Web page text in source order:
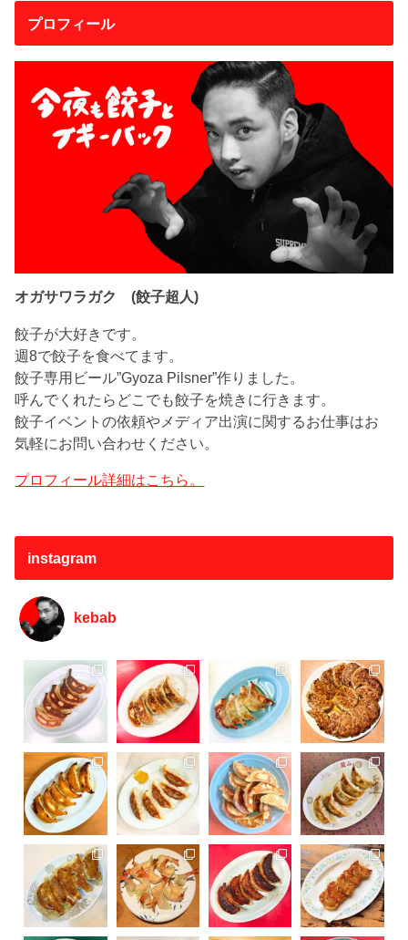
プロフィール
オガサワラガク (餃子超人)
餃子が大好きです。
週8で餃子を食べてます。
餃子専用ビール”Gyoza Pilsner”作りました。
呼んでくれたらどこでも餃子を焼きに行きます。
餃子イベントの依頼やメディア出演に関するお仕事はお
気軽にお問い合わせください。
プロフィール詳細はこちら。
instagram
kebab